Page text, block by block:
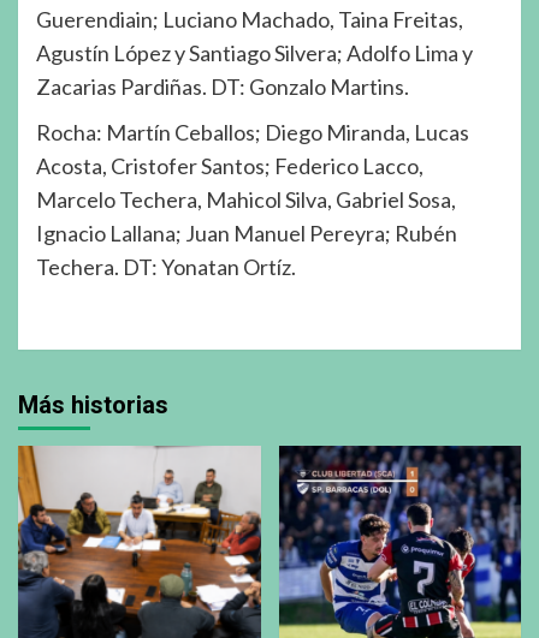
Guerendiain; Luciano Machado, Taina Freitas,
Agustín López y Santiago Silvera; Adolfo Lima y
Zacarias Pardiñas. DT: Gonzalo Martins.
Rocha: Martín Ceballos; Diego Miranda, Lucas
Acosta, Cristofer Santos; Federico Lacco,
Marcelo Techera, Mahicol Silva, Gabriel Sosa,
Ignacio Lallana; Juan Manuel Pereyra; Rubén
Techera. DT: Yonatan Ortíz.
Más historias